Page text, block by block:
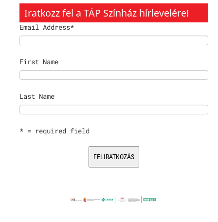
Iratkozz fel a TÁP Színház hírlevelére!
Email Address*
First Name
Last Name
* = required field